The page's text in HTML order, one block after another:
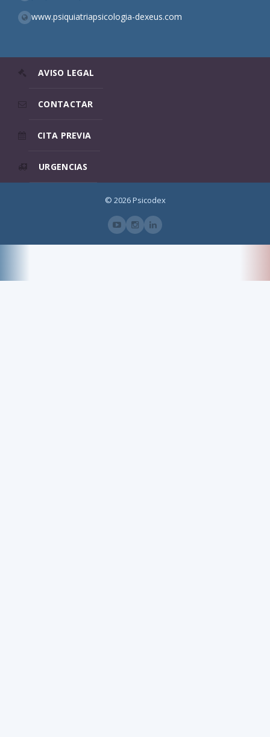
www.psiquiatriapsicologia-dexeus.com
AVISO LEGAL
CONTACTAR
CITA PREVIA
URGENCIAS
© 2026 Psicodex